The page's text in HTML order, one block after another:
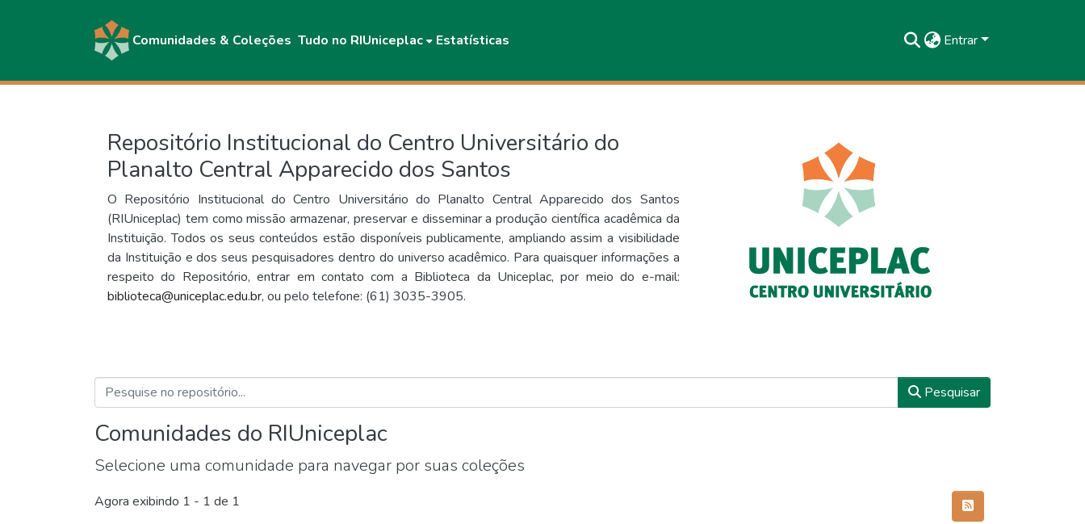
Comunidades & Coleções Tudo no RIUniceplac Estatísticas Entrar
Repositório Institucional do Centro Universitário do
Planalto Central Apparecido dos Santos
O Repositório Institucional do Centro Universitário do Planalto Central Apparecido dos Santos
(RIUniceplac) tem como missão armazenar, preservar e disseminar a produção científica acadêmica da
Instituição. Todos os seus conteúdos estão disponíveis publicamente, ampliando assim a visibilidade
da Instituição e dos seus pesquisadores dentro do universo acadêmico. Para quaisquer informações a
respeito do Repositório, entrar em contato com a Biblioteca da Uniceplac, por meio do e-mail:
biblioteca@uniceplac.edu.br, ou pelo telefone: (61) 3035-3905.
Pesquisar
Comunidades do RIUniceplac
Selecione uma comunidade para navegar por suas coleções
Agora exibindo 1 - 1 de 1